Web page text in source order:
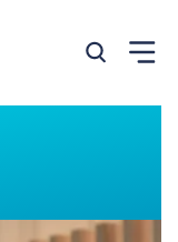
Zoeken